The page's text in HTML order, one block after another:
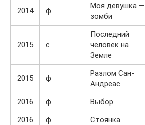
2014 ф
Моя девушка —
зомби
2015 с
Последний
человек на
Земле
2015 ф
Разлом Сан-
Андреас
2016 ф Выбор
2016
ф Стоянка